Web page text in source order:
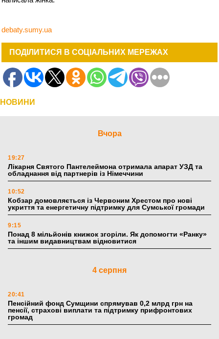
debaty.sumy.ua
ПОДІЛИТИСЯ В СОЦІАЛЬНИХ МЕРЕЖАХ
НОВИНИ
Вчора
19:27
Лікарня Святого Пантелеймона отримала апарат УЗД та
обладнання від партнерів із Німеччини
10:52
Кобзар домовляється із Червоним Хрестом про нові
укриття та енергетичну підтримку для Сумської громади
9:15
Понад 8 мільйонів книжок згоріли. Як допомогти «Ранку»
та іншим видавництвам відновитися
4 серпня
20:41
Пенсійний фонд Сумщини спрямував 0,2 млрд грн на
пенсії, страхові виплати та підтримку прифронтових
громад